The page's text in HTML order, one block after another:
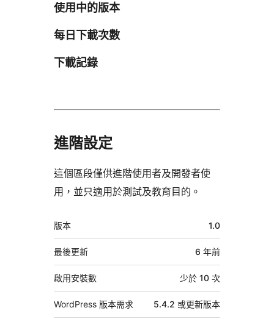
使用中的版本
每日下載次數
下載記錄
進階設定
這個區段僅供進階使用者及開發者使
用，並只適用於測試及教育目的。
中
繼
資
料
版本 1.0
最後更新 6 年前
啟用安裝數 少於 10 次
WordPress 版本需求 5.4.2 或更新版本